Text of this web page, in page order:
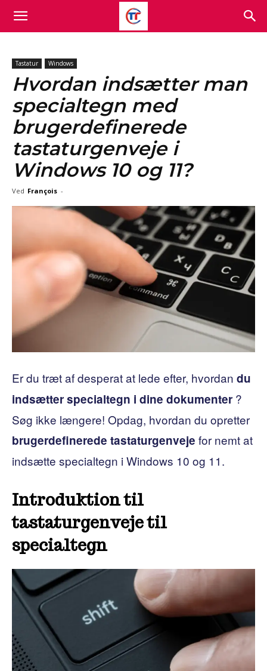
Tastatur Windows
Hvordan indsætter man
specialtegn med
brugerdefinerede
tastaturgenveje i
Windows 10 og 11?
Ved François -
Er du træt af desperat at lede efter, hvordan du
indsætter specialtegn i dine dokumenter ?
Søg ikke længere! Opdag, hvordan du opretter
brugerdefinerede tastaturgenveje for nemt at
indsætte specialtegn i Windows 10 og 11.
Introduktion til
tastaturgenveje til
specialtegn